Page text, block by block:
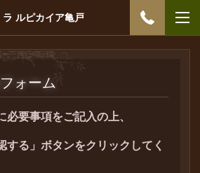
ルピカイア亀戸
ォーム
必要事項をご記入の上、
する」ボタンをクリックしてく